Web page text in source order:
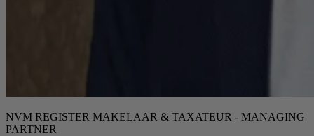
NVM REGISTER MAKELAAR & TAXATEUR - MANAGING
PARTNER